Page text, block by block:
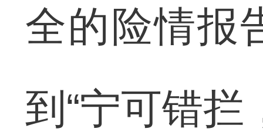
全的险情报
到“宁可错拦